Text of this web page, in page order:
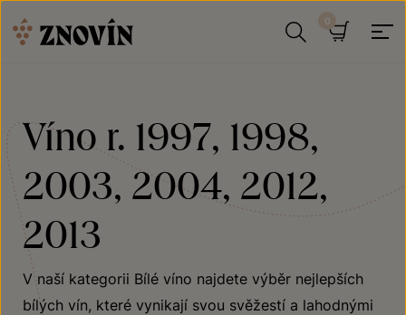
Víno r. 1997, 1998,
2003, 2004, 2012,
2013
V naší kategorii Bílé víno najdete výběr nejlepších
bílých vín, které vynikají svou svěžestí a lahodnými